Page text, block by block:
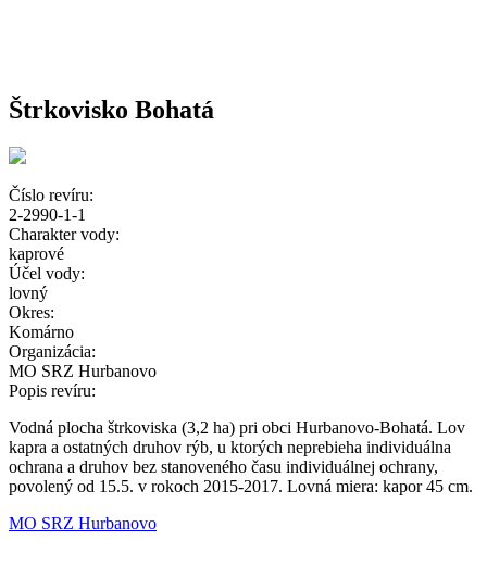
Štrkovisko Bohatá
Číslo revíru:
2-2990-1-1
Charakter vody:
kaprové
Účel vody:
lovný
Okres:
Komárno
Organizácia:
MO SRZ Hurbanovo
Popis revíru:
Vodná plocha štrkoviska (3,2 ha) pri obci Hurbanovo-Bohatá. Lov
kapra a ostatných druhov rýb, u ktorých neprebieha individuálna
ochrana a druhov bez stanoveného času individuálnej ochrany,
povolený od 15.5. v rokoch 2015-2017. Lovná miera: kapor 45 cm.
MO SRZ Hurbanovo